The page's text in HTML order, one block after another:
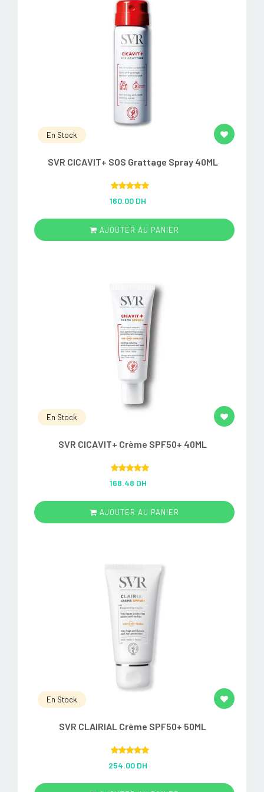
En Stock
SVR CICAVIT+ SOS Grattage Spray 40ML
out of 5
160.00 DH
AJOUTER AU PANIER
En Stock
SVR CICAVIT+ Crème SPF50+ 40ML
out of 5
168.48 DH
AJOUTER AU PANIER
En Stock
SVR CLAIRIAL Crème SPF50+ 50ML
out of 5
254.00 DH